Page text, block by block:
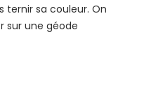
ternir sa couleur. On
sur une géode